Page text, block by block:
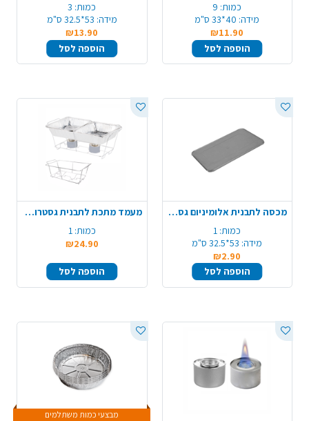
כמות: 9
מידה: 40*33 ס"מ
₪11.90
הוספה לסל
כמות: 3
מידה: 53*32.5 ס"מ
₪13.90
הוספה לסל
מכסה לתבנית אלומיניום גסטרונום
כמות: 1
מידה: 53*32.5 ס"מ
₪2.90
הוספה לסל
מעמד מתכת לתבנית גסטרונום
כמות: 1
₪24.90
הוספה לסל
מבצעי כמות משתלמים